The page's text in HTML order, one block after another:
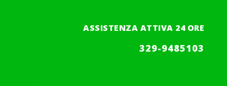
ASSISTENZA ATTIVA 24 ORE
329-9485103